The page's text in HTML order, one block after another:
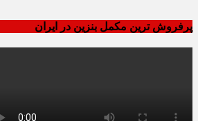
پرفروش ترین مکمل بنزین در ایران